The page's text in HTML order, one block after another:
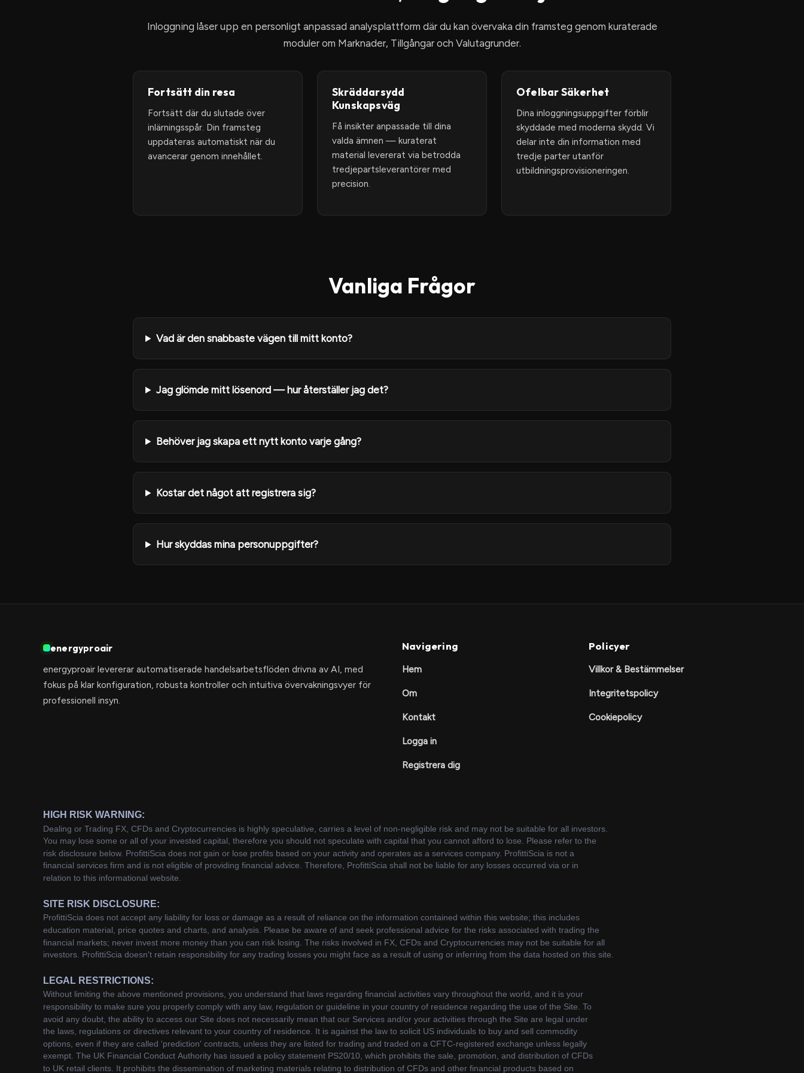
Inloggning låser upp en personligt anpassad analysplattform där du kan övervaka din framsteg genom kuraterade
moduler om Marknader, Tillgångar och Valutagrunder.
Fortsätt din resa
Fortsätt där du slutade över
inlärningsspår. Din framsteg
uppdateras automatiskt när du
avancerar genom innehållet.
Skräddarsydd
Kunskapsväg
Få insikter anpassade till dina
valda ämnen — kuraterat
material levererat via betrodda
tredjepartsleverantörer med
precision.
Ofelbar Säkerhet
Dina inloggningsuppgifter förblir
skyddade med moderna skydd. Vi
delar inte din information med
tredje parter utanför
utbildningsprovisioneringen.
Vanliga Frågor
Vad är den snabbaste vägen till mitt konto?
Jag glömde mitt lösenord — hur återställer jag det?
Behöver jag skapa ett nytt konto varje gång?
Kostar det något att registrera sig?
Hur skyddas mina personuppgifter?
energyproair
energyproair levererar automatiserade handelsarbetsflöden drivna av AI, med
fokus på klar konfiguration, robusta kontroller och intuitiva övervakningsvyer för
professionell insyn.
Navigering
Hem
Om
Kontakt
Logga in
Registrera dig
Policyer
Villkor & Bestämmelser
Integritetspolicy
Cookiepolicy